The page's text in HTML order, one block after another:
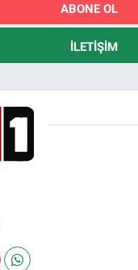
ABONE OL
İLETIŞIM